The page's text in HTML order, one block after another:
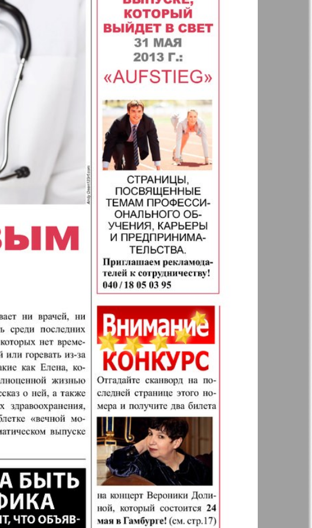
Акцент Анонс
Афиша Augsburg Бизнес
Вести Вестник-info
Восточный
Wadim
Домашний
Домашний
ресторан
Жизнь женщины
Идеальная фирма Известия BW
Катюша Кенгуру
Кругозор Кругозор плюс!
Life in Франкфурт М-City